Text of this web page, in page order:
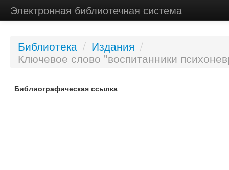
Электронная библиотечная система
Библиотека / Издания /
Ключевое слово "воспитанники
Библиографическая ссылка